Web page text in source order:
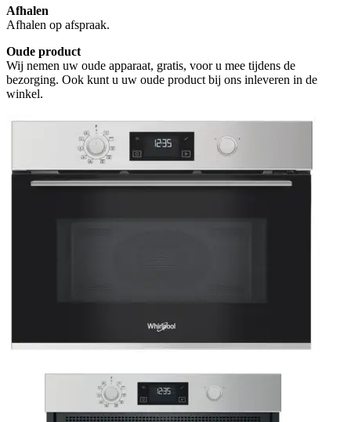
Afhalen
Afhalen op afspraak.
Oude product
Wij nemen uw oude apparaat, gratis, voor u mee tijdens de
bezorging. Ook kunt u uw oude product bij ons inleveren in de
winkel.